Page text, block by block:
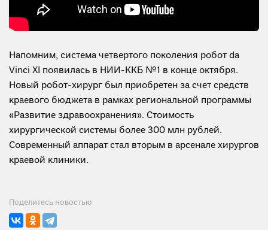
Напомним, система четвертого поколения робот da
Vinci XI появилась в НИИ-ККБ №1 в конце октября.
Новый робот-хирург был приобретен за счет средств
краевого бюджета в рамках региональной программы
«Развитие здравоохранения». Стоимость
хирургической системы более 300 млн рублей.
Современный аппарат стал вторым в арсенале хирургов
краевой клиники.
Поделитесь новостью